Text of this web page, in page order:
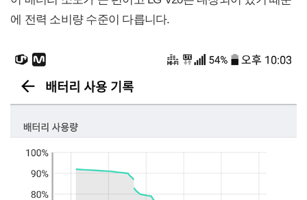
에 전력 소비량 수준이 다릅니다.